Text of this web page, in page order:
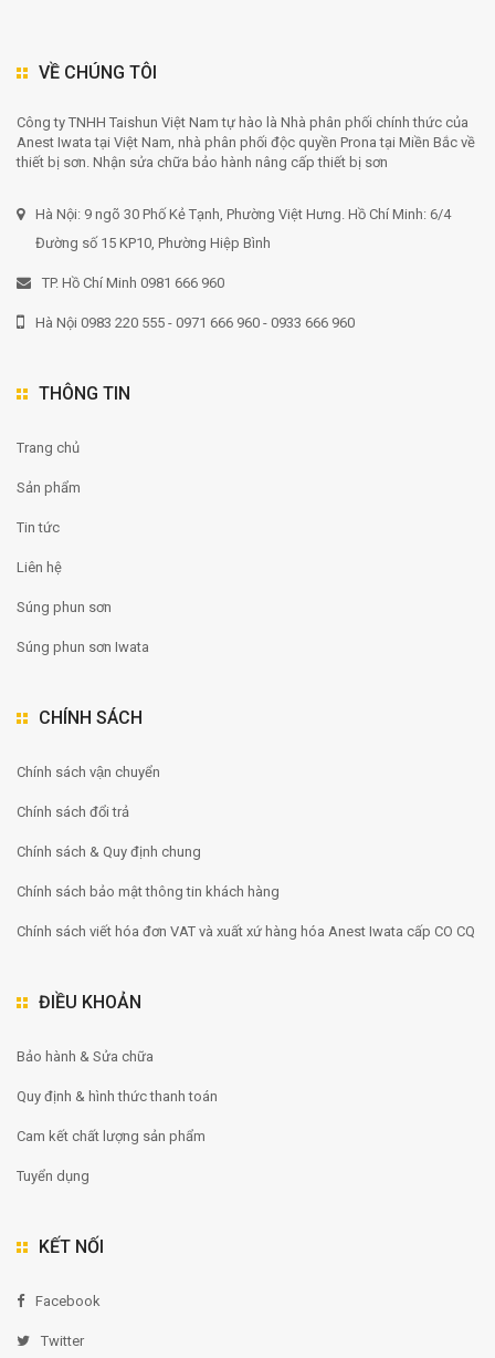
VỀ CHÚNG TÔI
Công ty TNHH Taishun Việt Nam tự hào là Nhà phân phối chính thức của
Anest Iwata tại Việt Nam, nhà phân phối độc quyền Prona tại Miền Bắc về
thiết bị sơn. Nhận sửa chữa bảo hành nâng cấp thiết bị sơn
Hà Nội: 9 ngõ 30 Phố Kẻ Tạnh, Phường Việt Hưng. Hồ Chí Minh: 6/4
Đường số 15 KP10, Phường Hiệp Bình
TP. Hồ Chí Minh 0981 666 960
Hà Nội 0983 220 555 - 0971 666 960 - 0933 666 960
THÔNG TIN
Trang chủ
Sản phẩm
Tin tức
Liên hệ
Súng phun sơn
Súng phun sơn Iwata
CHÍNH SÁCH
Chính sách vận chuyển
Chính sách đổi trả
Chính sách & Quy định chung
Chính sách bảo mật thông tin khách hàng
Chính sách viết hóa đơn VAT và xuất xứ hàng hóa Anest Iwata cấp CO CQ
ĐIỀU KHOẢN
Bảo hành & Sửa chữa
Quy định & hình thức thanh toán
Cam kết chất lượng sản phẩm
Tuyển dụng
KẾT NỐI
Facebook
Twitter